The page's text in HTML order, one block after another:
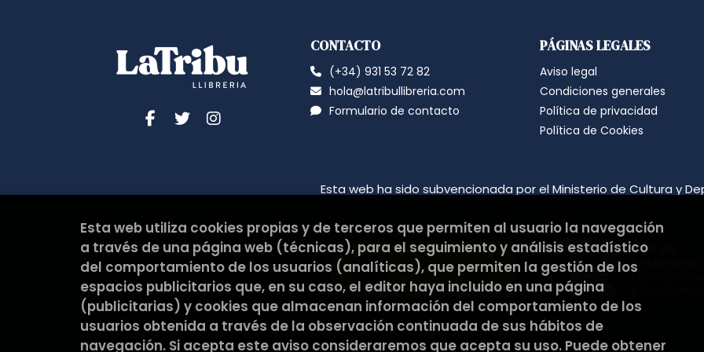
suprimirán con medidas de
Destinatarios: no se cederán a
Derechos que asisten al Usuario:
a) Derecho a retirar el
portabilidad de los datos
datos y a la limitación u
ambos con la fotocopia del DNI
Dirección electrónica:
Si desea ampliar información
hacerlo en el siguiente enlace:
CONTACTO
(+34) 931 53 72 82
hola@latribullibreria.com
Formulario de contacto
PÁGINAS LEGALES
Aviso legal
Condiciones generales
Política de privacidad
Política de Cookies
Esta web ha sido subvencionada por el Ministerio de Cultura y
Esta web utiliza cookies propias y de terceros que permiten al usuario la navegación
a través de una página web (técnicas), para el seguimiento y análisis estadístico
del comportamiento de los usuarios (analíticas), que permiten la gestión de los
espacios publicitarios que, en su caso, el editor haya incluido en una página
(publicitarias) y cookies que almacenan información del comportamiento de los
usuarios obtenida a través de la observación continuada de sus hábitos de
navegación. Si acepta este aviso consideraremos que acepta su uso. Puede obtener